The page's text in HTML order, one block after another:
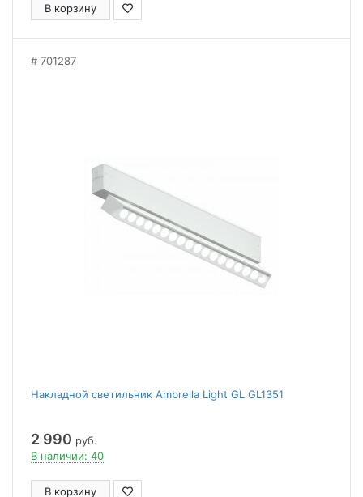
В корзину
701287
Накладной светильник Ambrella Light GL GL1351
2 990 руб.
В наличии: 40
В корзину